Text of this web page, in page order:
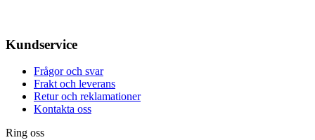
Kundservice
Frågor och svar
Frakt och leverans
Retur och reklamationer
Kontakta oss
Ring oss